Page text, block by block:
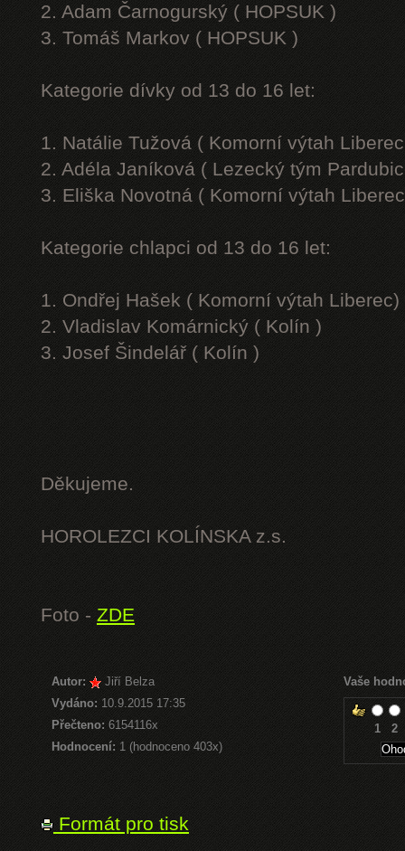
2. Adam Čarnogurský ( HOPSUK )
3. Tomáš Markov ( HOPSUK )
Kategorie dívky od 13 do 16 let:
1. Natálie Tužová ( Komorní výtah
2. Adéla Janíková ( Lezecký tým
3. Eliška Novotná ( Komorní výtah
Kategorie chlapci od 13 do 16 let:
1. Ondřej Hašek ( Komorní výtah Liberec)
2. Vladislav Komárnický ( Kolín )
3. Josef Šindelář ( Kolín )
Děkujeme.
HOROLEZCI KOLÍNSKA z.s.
Foto - ZDE
Autor:
Jiří Belza
Vydáno: 10.9.2015 17:35
Přečteno:6154116x
Hodnocení: 1 (hodnoceno 403x)
Vaše
1 2
Formát pro tisk